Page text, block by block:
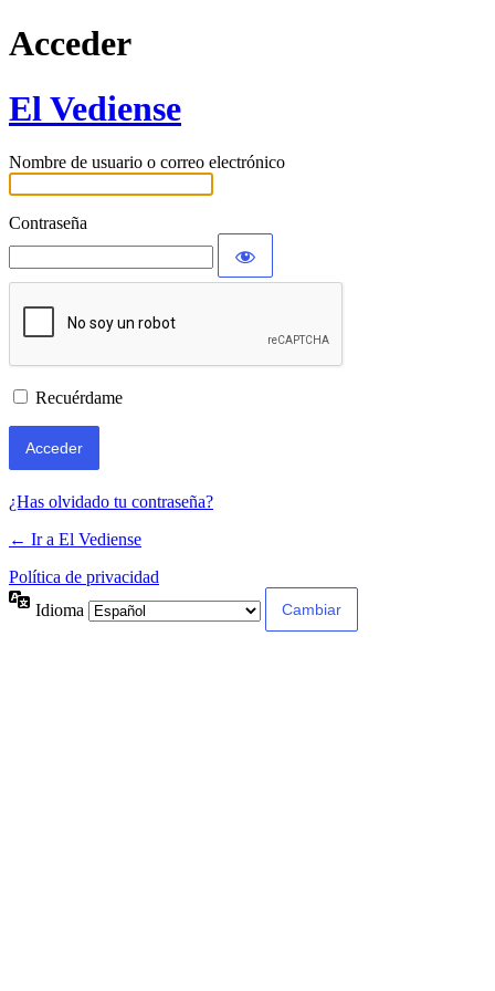
Acceder
El Vediense
Nombre de usuario o correo electrónico
Contraseña
Recuérdame
¿Has olvidado tu contraseña?
← Ir a El Vediense
Política de privacidad
Idioma